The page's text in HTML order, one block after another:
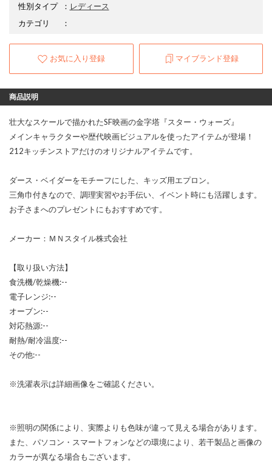
性別タイプ
： レディース
カテゴリ
：
お気に入り登録 マイブランド登録
商品説明
壮大なスケールで描かれたSF映画の金字塔『スター・ウォーズ』
メインキャラクターや歴代映画ビジュアルを使ったアイテムが登場！
212キッチンストアだけのオリジナルアイテムです。
ダース・ベイダーをモチーフにした、キッズ用エプロン。
三角巾付きなので、調理実習やお手伝い、イベント時にも活躍します。
お子さまへのプレゼントにもおすすめです。
メーカー：ＭＮスタイル株式会社
【取り扱い方法】
食洗機/乾燥機:--
電子レンジ:--
オーブン:--
対応熱源:--
耐熱/耐冷温度:--
その他:--
※洗濯表示は詳細画像をご確認ください。
※照明の関係により、実際よりも色味が違って見える場合があります。
また、パソコン・スマートフォンなどの環境により、若干製品と画像の
カラーが異なる場合もございます。